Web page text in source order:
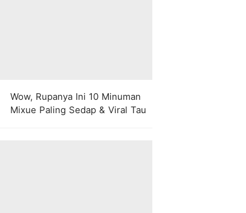
Wow, Rupanya Ini 10 Minuman
Mixue Paling Sedap & Viral Tau